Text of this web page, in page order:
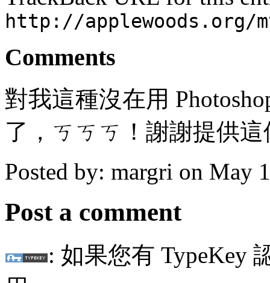
http://applewoods.org/
Comments
對我這種沒在用
了，ㄎㄎㄎ！謝謝提供
Posted by: margri on May
Post a comment
: 如果您有 TypeKey